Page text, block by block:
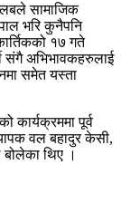
सामाजिक
भरि कुनैपनि
१७ गते
संगै अभिभावकहरुलाई
समेत यस्ता
पूर्व
वल बहादुर केसी,
थिए ।